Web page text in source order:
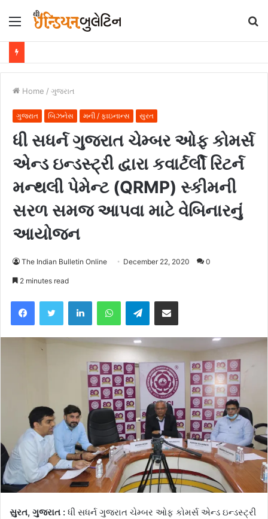
Menu
Home / ગુજરાત
ગુજરાત બિઝનેસ મની / ફાઇનાન્સ સુરત
ધી સધર્ન ગુજરાત ચેમ્બર ઓફ કોમર્સ
એન્ડ ઇન્ડસ્ટ્રી દ્વારા કવાર્ટર્લી રિટર્ન
મન્થલી પેમેન્ટ (QRMP) સ્કીમની
સરળ સમજ આપવા માટે વેબિનારનું
આયોજન
The Indian Bulletin Online December 22, 2020 0
2 minutes read
Telegram
સુરત, ગુજરાત : ધી સધર્ન ગુજરાત ચેમ્બર ઓફ કોમર્સ એન્ડ ઇન્ડસ્ટ્રી